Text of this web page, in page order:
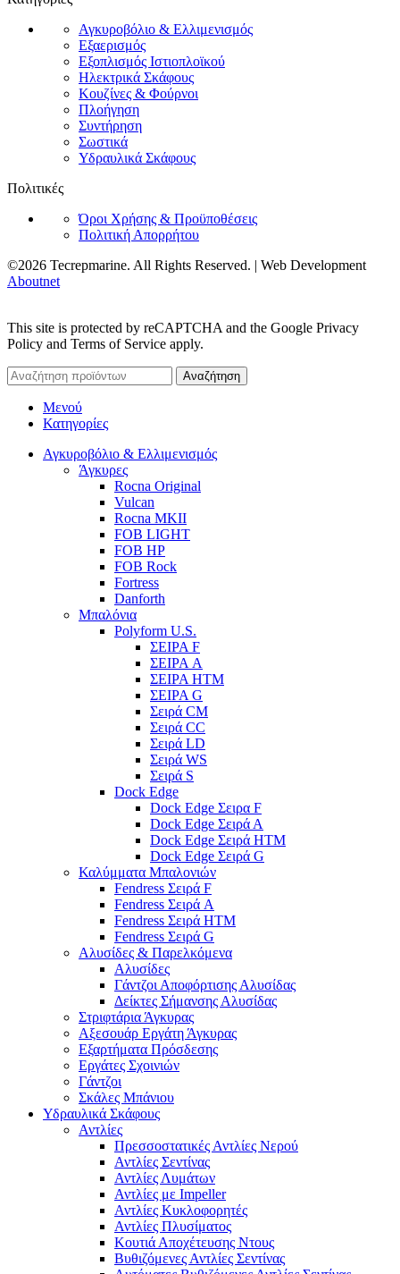
Αγκυροβόλιο & Ελλιμενισμός
Εξαερισμός
Εξοπλισμός Ιστιοπλοϊκού
Ηλεκτρικά Σκάφους
Κουζίνες & Φούρνοι
Πλοήγηση
Συντήρηση
Σωστικά
Υδραυλικά Σκάφους
Πολιτικές
Όροι Χρήσης & Προϋποθέσεις
Πολιτική Απορρήτου
©2026 Tecrepmarine. All Rights Reserved. | Web Development
Aboutnet
This site is protected by reCAPTCHA and the Google Privacy
Policy and Terms of Service apply.
Αναζήτηση
Μενού
Κατηγορίες
Αγκυροβόλιο & Ελλιμενισμός
Άγκυρες
Rocna Original
Vulcan
Rocna MKII
FOB LIGHT
FOB HP
FOB Rock
Fortress
Danforth
Μπαλόνια
Polyform U.S.
ΣΕΙΡΑ F
ΣΕΙΡΑ A
ΣΕΙΡΑ HTM
ΣΕΙΡΑ G
Σειρά CM
Σειρά CC
Σειρά LD
Σειρά WS
Σειρά S
Dock Edge
Dock Edge Σειρα F
Dock Edge Σειρά Α
Dock Edge Σειρά HTM
Dock Edge Σειρά G
Καλύμματα Μπαλονιών
Fendress Σειρά F
Fendress Σειρά A
Fendress Σειρά HTM
Fendress Σειρά G
Αλυσίδες & Παρελκόμενα
Αλυσίδες
Γάντζοι Αποφόρτισης Αλυσίδας
Δείκτες Σήμανσης Αλυσίδας
Στριφτάρια Άγκυρας
Αξεσουάρ Εργάτη Άγκυρας
Εξαρτήματα Πρόσδεσης
Εργάτες Σχοινιών
Γάντζοι
Σκάλες Μπάνιου
Υδραυλικά Σκάφους
Αντλίες
Πρεσσοστατικές Αντλίες Νερού
Αντλίες Σεντίνας
Αντλίες Λυμάτων
Αντλίες με Impeller
Αντλίες Κυκλοφορητές
Αντλίες Πλυσίματος
Κουτιά Αποχέτευσης Ντους
Βυθιζόμενες Αντλίες Σεντίνας